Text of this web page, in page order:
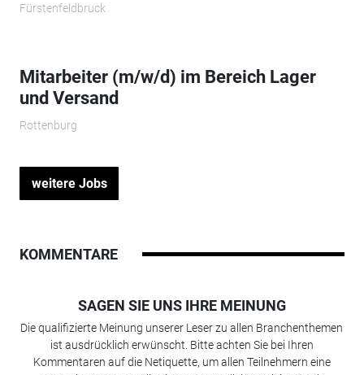
Fürstenfeldbruck
Mitarbeiter (m/w/d) im Bereich Lager
und Versand
Rottenburg
weitere Jobs
KOMMENTARE
SAGEN SIE UNS IHRE MEINUNG
Die qualifizierte Meinung unserer Leser zu allen Branchenthemen
ist ausdrücklich erwünscht. Bitte achten Sie bei Ihren
Kommentaren auf die Netiquette, um allen Teilnehmern eine